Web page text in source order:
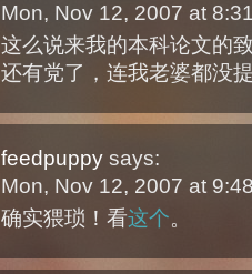
Mon, Nov 12, 2007 at
这么说来我的本科论文的
还有党了，连我老婆都没
feedpuppy says:
Mon, Nov 12, 2007 at
确实猥琐！看这个。